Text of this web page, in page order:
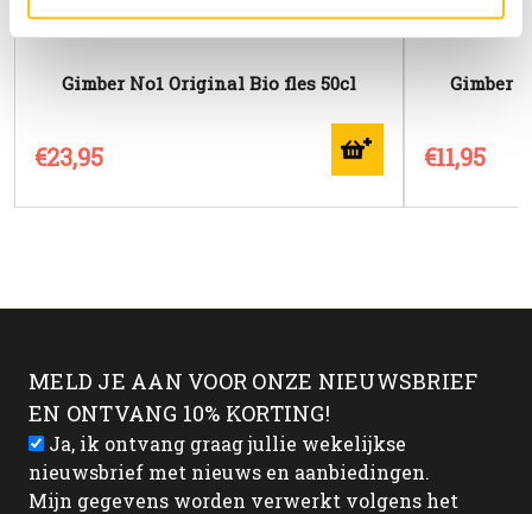
Gimber No1 Original Bio fles 50cl
€23,95
Gimber
€11,95
MELD JE AAN VOOR ONZE NIEUWSBRIEF
EN ONTVANG 10% KORTING!
Ja, ik ontvang graag jullie wekelijkse
nieuwsbrief met nieuws en aanbiedingen.
Mijn gegevens worden verwerkt volgens het